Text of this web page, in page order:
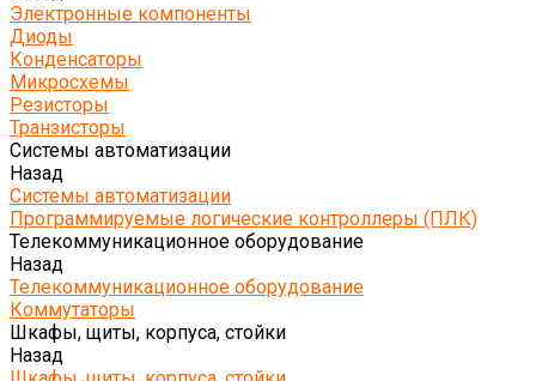
Электронные компоненты
Диоды
Конденсаторы
Микросхемы
Резисторы
Транзисторы
Системы автоматизации
Назад
Системы автоматизации
Программируемые логические контроллеры (ПЛК)
Телекоммуникационное оборудование
Назад
Телекоммуникационное оборудование
Коммутаторы
Шкафы, щиты, корпуса, стойки
Назад